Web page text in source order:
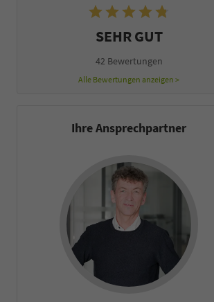
SEHR GUT
42 Bewertungen
Alle Bewertungen anzeigen >
Ihre Ansprechpartner